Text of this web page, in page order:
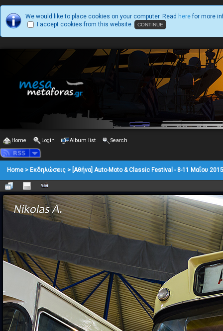
We would like to place cookies on your computer. Read here for more
I accept cookies from this website.
Home Login Album list Search
Home > Εκδηλώσεις > [Αθήνα] Auto-Moto & Classic Festival - 8-11 Μαΐου 2015